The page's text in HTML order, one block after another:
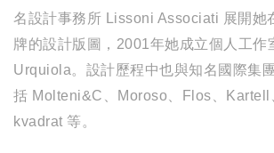
名設計事務所 Lissoni Associati 展開她
牌的設計版圖，2001年她成立個人工作
Urquiola。設計歷程中也與知名國際集
括 Molteni&C、Moroso、Flos、
kvadrat 等。